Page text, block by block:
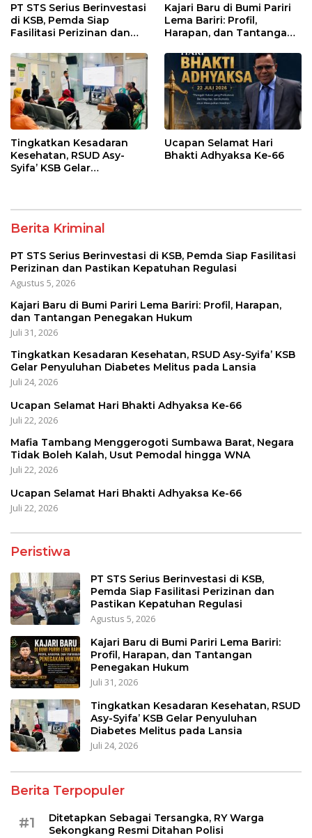
PT STS Serius Berinvestasi
di KSB, Pemda Siap
Fasilitasi Perizinan dan
Regulasi
Kajari Baru di Bumi Pariri
Lema Bariri: Profil,
Harapan, dan Tantangan
Tingkatkan Kesadaran
Kesehatan, RSUD Asy-
Syifa’ KSB Gelar
Ucapan Selamat Hari
Bhakti Adhyaksa Ke-66
Berita Kriminal
PT STS Serius Berinvestasi di KSB, Pemda Siap Fasilitasi
Perizinan dan Pastikan Kepatuhan Regulasi
Agustus 5, 2026
Kajari Baru di Bumi Pariri Lema Bariri: Profil, Harapan,
dan Tantangan Penegakan Hukum
Juli 31, 2026
Tingkatkan Kesadaran Kesehatan, RSUD Asy-Syifa’ KSB
Gelar Penyuluhan Diabetes Melitus pada Lansia
Juli 24, 2026
Ucapan Selamat Hari Bhakti Adhyaksa Ke-66
Juli 22, 2026
Mafia Tambang Menggerogoti Sumbawa Barat, Negara
Tidak Boleh Kalah, Usut Pemodal hingga WNA
Juli 22, 2026
Ucapan Selamat Hari Bhakti Adhyaksa Ke-66
Juli 22, 2026
Peristiwa
PT STS Serius Berinvestasi di KSB,
Pemda Siap Fasilitasi Perizinan dan
Pastikan Kepatuhan Regulasi
Agustus 5, 2026
Kajari Baru di Bumi Pariri Lema Bariri:
Profil, Harapan, dan Tantangan
Penegakan Hukum
Juli 31, 2026
Tingkatkan Kesadaran Kesehatan, RSUD
Asy-Syifa’ KSB Gelar Penyuluhan
Diabetes Melitus pada Lansia
Juli 24, 2026
Berita Terpopuler
#1
Ditetapkan Sebagai Tersangka, RY Warga
Sekongkang Resmi Ditahan Polisi